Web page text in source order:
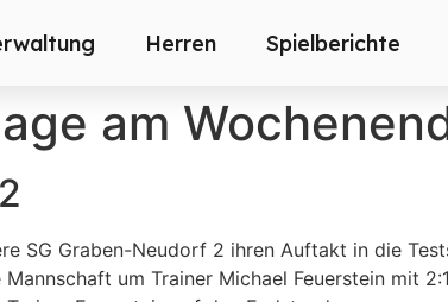
Herren Spielberichte
am
SG Graben-Neudorf 2 ihren Auftakt in die
um Trainer Michael Feuerstein mit